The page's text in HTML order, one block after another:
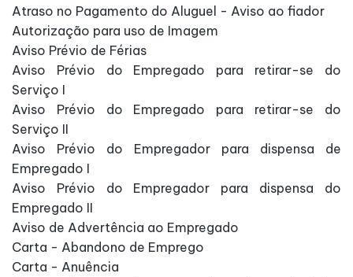
Atraso no Pagamento do Aluguel - Aviso ao fiador
Autorização para uso de Imagem
Aviso Prévio de Férias
Aviso Prévio do Empregado para retirar-se do
Serviço I
Aviso Prévio do Empregado para retirar-se do
Serviço II
Aviso Prévio do Empregador para dispensa de
Empregado I
Aviso Prévio do Empregador para dispensa do
Empregado II
Aviso de Advertência ao Empregado
Carta - Abandono de Emprego
Carta - Anuência